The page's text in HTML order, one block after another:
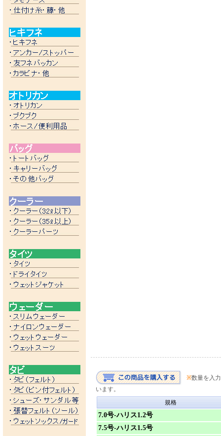
※数量を入
います。
規格
7.0号-ハリス1.2号
7.5号-ハリス1.5号